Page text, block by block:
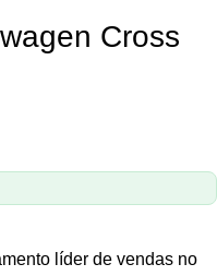
Cross
líder de vendas no